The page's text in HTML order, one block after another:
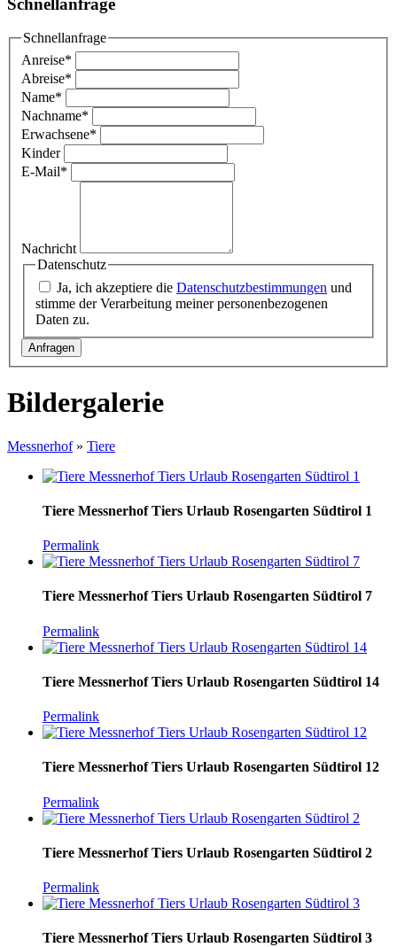
Schnellanfrage
Schnellanfrage
Anreise*
Abreise*
Name*
Nachname*
Erwachsene*
Kinder
E-Mail*
Nachricht
Datenschutz
Ja, ich akzeptiere die Datenschutzbestimmungen und
stimme der Verarbeitung meiner personenbezogenen
Daten zu.
Bildergalerie
Messnerhof» Tiere
Tiere Messnerhof Tiers Urlaub Rosengarten Südtirol 1
Permalink
Tiere Messnerhof Tiers Urlaub Rosengarten Südtirol 7
Permalink
Tiere Messnerhof Tiers Urlaub Rosengarten Südtirol 14
Permalink
Tiere Messnerhof Tiers Urlaub Rosengarten Südtirol 12
Permalink
Tiere Messnerhof Tiers Urlaub Rosengarten Südtirol 2
Permalink
Tiere Messnerhof Tiers Urlaub Rosengarten Südtirol 3